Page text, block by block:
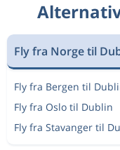
Fly fra Norge til
Fly fra Bergen til
Fly fra Oslo til Dublin
Fly fra Stavanger til